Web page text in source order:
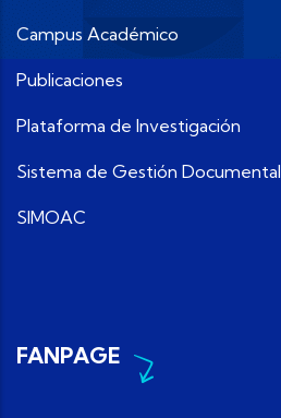
Campus Académico
Publicaciones
Plataforma de Investigación
Sistema de Gestión Documental
SIMOAC
FANPAGE